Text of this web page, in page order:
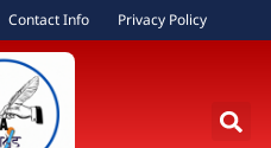
Contact Info Privacy Policy